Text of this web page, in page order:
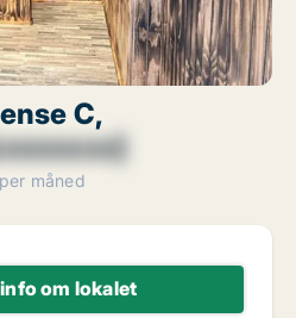
C,
måned
om lokalet